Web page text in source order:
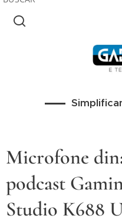
Microfone
podcast
Studio K688